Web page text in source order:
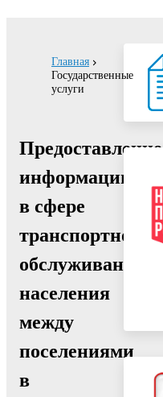
Главная
Государственные
услуги
Предоставление
информации
в сфере
транспортного
обслуживания
населения
между
поселениями
в